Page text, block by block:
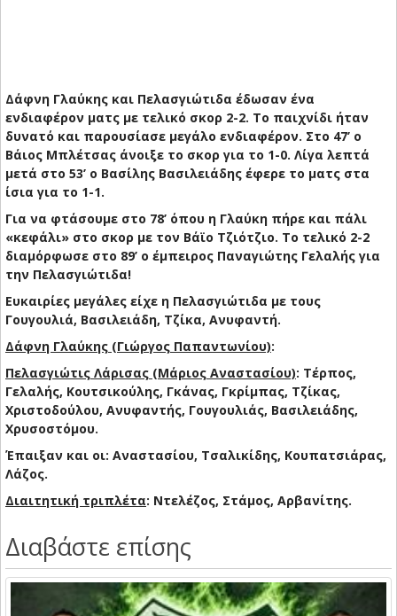
Δάφνη Γλαύκης και Πελασγιώτιδα έδωσαν ένα
ενδιαφέρον ματς με τελικό σκορ 2-2. Το παιχνίδι ήταν
δυνατό και παρουσίασε μεγάλο ενδιαφέρον. Στο 47’ ο
Βάιος Μπλέτσας άνοιξε το σκορ για το 1-0. Λίγα λεπτά
μετά στο 53’ ο Βασίλης Βασιλειάδης έφερε το ματς στα
ίσια για το 1-1.
Για να φτάσουμε στο 78’ όπου η Γλαύκη πήρε και πάλι
«κεφάλι» στο σκορ με τον Βάϊο Τζιότζιο. Το τελικό 2-2
διαμόρφωσε στο 89’ ο έμπειρος Παναγιώτης Γελαλής για
την Πελασγιώτιδα!
Ευκαιρίες μεγάλες είχε η Πελασγιώτιδα με τους
Γουγουλιά, Βασιλειάδη, Τζίκα, Ανυφαντή.
Δάφνη Γλαύκης (Γιώργος Παπαντωνίου):
Πελασγιώτις Λάρισας (Μάριος Αναστασίου): Τέρπος,
Γελαλής, Κουτσικούλης, Γκάνας, Γκρίμπας, Τζίκας,
Χριστοδούλου, Ανυφαντής, Γουγουλιάς, Βασιλειάδης,
Χρυσοστόμου.
Έπαιξαν και οι: Αναστασίου, Τσαλικίδης, Κουπατσιάρας,
Λάζος.
Διαιτητική τριπλέτα: Ντελέζος, Στάμος, Αρβανίτης.
Διαβάστε επίσης